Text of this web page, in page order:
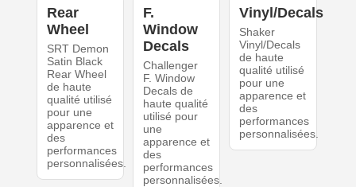
Rear
Wheel
SRT Demon
Satin Black
Rear Wheel
de haute
qualité utilisé
pour une
apparence et
des
performances
personnalisées.
F.
Window
Decals
Challenger
F. Window
Decals de
haute qualité
utilisé pour
une
apparence et
des
performances
personnalisées.
Vinyl/Decals
Shaker
Vinyl/Decals
de haute
qualité utilisé
pour une
apparence et
des
performances
personnalisées.